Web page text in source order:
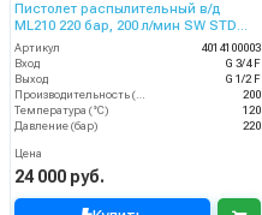
Пистолет распылительный в/д
ML210 220 бар, 200 л/мин SW STD
3/4"F- 1/2"F
Артикул
4014100003
Вход
G 3/4 F
Выход
G 1/2 F
Производительность (л/мин)
200
Температура (°C)
120
Давление (бар)
220
Цена
24 000 руб.